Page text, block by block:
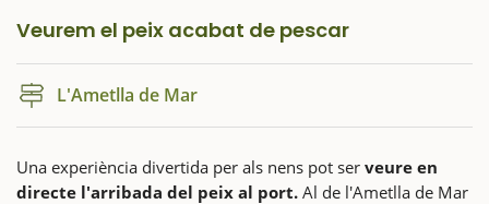
Veurem el peix acabat de pescar
L'Ametlla de Mar
Una experiència divertida per als nens pot ser veure en
directe l'arribada del peix al port. Al de l'Ametlla de Mar